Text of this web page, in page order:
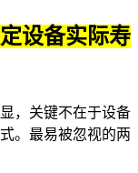
设备实际寿
，关键不在于设备
。最易被忽视的两